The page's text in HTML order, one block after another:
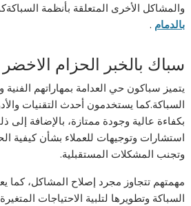
والمشاكل الأخرى المتعلقة بأنظمة
بالدمام .
سباك بالخبر الحزام الاخضر
يتميز سباكون حي العدامة بمهاراتهم الفنية
السباكة.كما يستخدمون أحدث التقنيات
بكفاءة عالية وجودة ممتازة، بالإضافة إلى
استشارات وتوجيهات للعملاء بشأن كيفية
وتجنب المشكلات المستقبلية.
مهمتهم تتجاوز مجرد إصلاح المشاكل، كما
السباكة وتطويرها لتلبية الاحتياجات